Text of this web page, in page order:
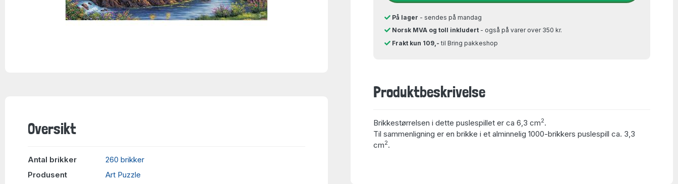
Oversikt
Antal brikker
260 brikker
Produsent
Art Puzzle
På lager - sendes på mandag
Norsk MVA og toll inkludert - også på varer over 350 kr.
Frakt kun 109,- til Bring pakkeshop
Produktbeskrivelse
Brikkestørrelsen i dette puslespillet er ca 6,3 cm2.
Til sammenligning er en brikke i et alminnelig 1000-brikkers puslespill ca. 3,3
cm2.